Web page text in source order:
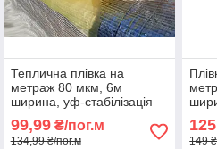
Теплична плівка на
метраж 80 мкм, 6м
ширина, уф-стабілізація
12 місяців ,(жовта).
99,99₴/пог.м
134,99 ₴/пог.м
12
125
149